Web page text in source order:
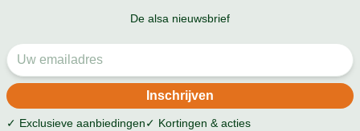
De alsa nieuwsbrief
✓ Exclusieve aanbiedingen✓ Kortingen & acties